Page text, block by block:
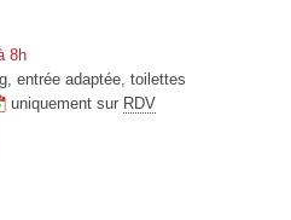
8h
entrée adaptée, toilettes
uniquement sur RDV